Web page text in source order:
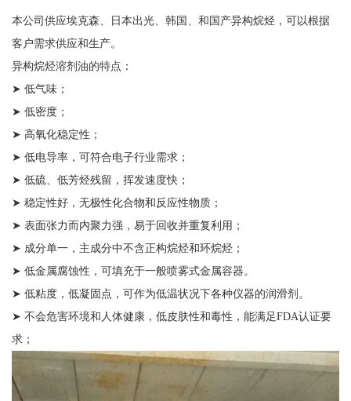
本公司供应埃克森、日本出光、韩国、和国产异构烷烃，可以根据
客户需求供应和生产。
异构烷烃溶剂油的特点：
➤ 低气味；
➤ 低密度；
➤ 高氧化稳定性；
➤ 低电导率，可符合电子行业需求；
➤ 低硫、低芳烃残留，挥发速度快；
➤ 稳定性好，无极性化合物和反应性物质；
➤ 表面张力而内聚力强，易于回收并重复利用；
➤ 成分单一，主成分中不含正构烷烃和环烷烃；
➤ 低金属腐蚀性，可填充于一般喷雾式金属容器。
➤ 低粘度，低凝固点，可作为低温状况下各种仪器的润滑剂。
➤ 不会危害环境和人体健康，低皮肤性和毒性，能满足FDA认证要
求；